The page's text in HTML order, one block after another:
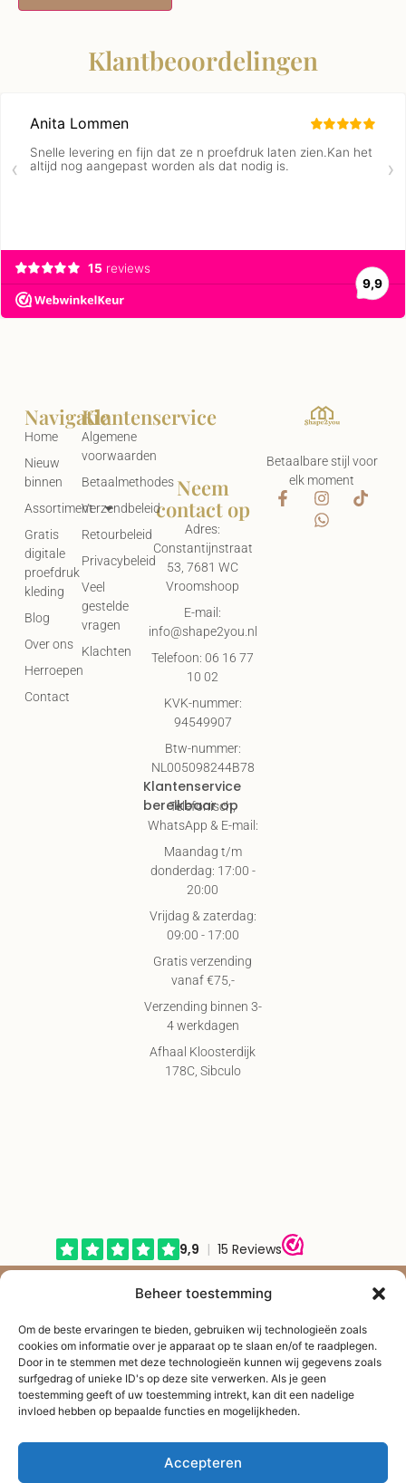
Beheer toestemming
Om de beste ervaringen te bieden, gebruiken wij technologieën zoals
cookies om informatie over je apparaat op te slaan en/of te raadplegen.
Door in te stemmen met deze technologieën kunnen wij gegevens zoals
surfgedrag of unieke ID's op deze site verwerken. Als je geen
toestemming geeft of uw toestemming intrekt, kan dit een nadelige
invloed hebben op bepaalde functies en mogelijkheden.
Accepteren
Klantbeoordelingen
Betaalbare stijl voor
elk moment
Klantenservice
Algemene
voorwaarden
Betaalmethodes
Verzendbeleid
Retourbeleid
Privacybeleid
Veel
gestelde
vragen
Klachten
Navigatie
Home
Nieuw
binnen
Assortiment
Gratis
digitale
proefdruk
kleding
Blog
Over ons
Herroepen
Contact
Neem
contact op
Adres:
Constantijnstraat
53, 7681 WC
Vroomshoop
E-mail:
info@shape2you.nl
Telefoon: 06 16 77
10 02
KVK-nummer:
94549907
Btw-nummer:
NL005098244B78
Klantenservice
bereikbaar op
Telefonisch,
WhatsApp & E-mail:
Maandag t/m
donderdag: 17:00 -
20:00
Vrijdag & zaterdag:
09:00 - 17:00
Gratis verzending
vanaf €75,-
Verzending binnen 3-
4 werkdagen
Afhaal Kloosterdijk
178C, Sibculo
© Shape2you All Rights Reserved.